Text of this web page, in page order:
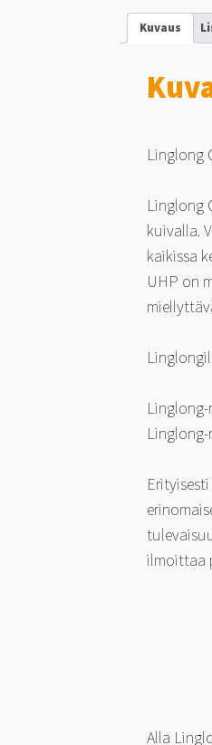
Kuvaus
Linglong
Linglong
kuivalla.
kaikissa
UHP on
ilmoittaa
Alla